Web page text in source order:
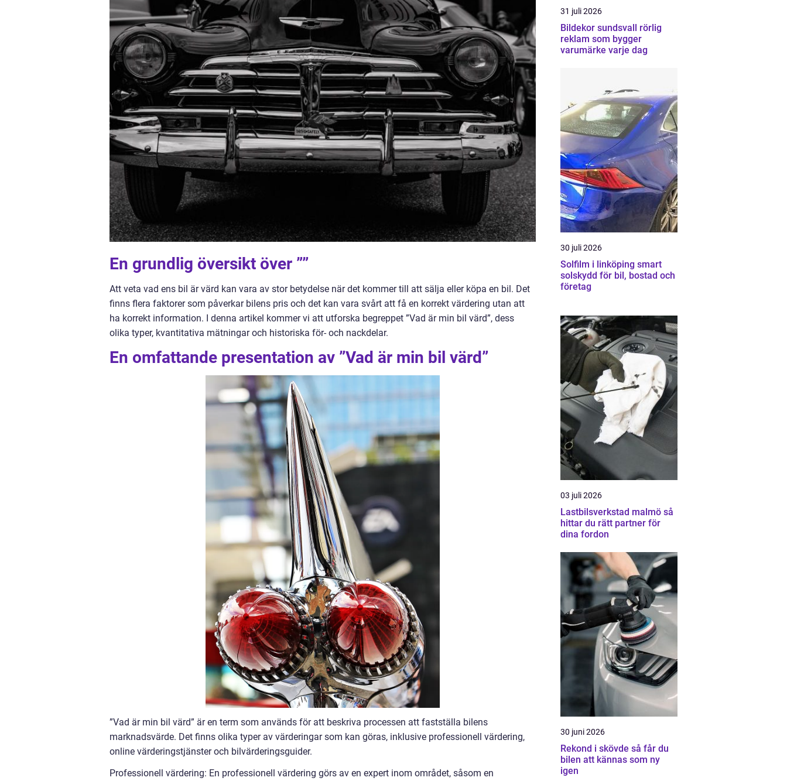
En grundlig översikt över ””
Att veta vad ens bil är värd kan vara av stor betydelse när det kommer till att sälja eller köpa en bil. Det
finns flera faktorer som påverkar bilens pris och det kan vara svårt att få en korrekt värdering utan att
ha korrekt information. I denna artikel kommer vi att utforska begreppet ”Vad är min bil värd”, dess
olika typer, kvantitativa mätningar och historiska för- och nackdelar.
En omfattande presentation av ”Vad är min bil värd”
”Vad är min bil värd” är en term som används för att beskriva processen att fastställa bilens
marknadsvärde. Det finns olika typer av värderingar som kan göras, inklusive professionell värdering,
online värderingstjänster och bilvärderingsguider.
Professionell värdering: En professionell värdering görs av en expert inom området, såsom en
31 juli 2026
Bildekor sundsvall rörlig
reklam som bygger
varumärke varje dag
30 juli 2026
Solfilm i linköping smart
solskydd för bil, bostad och
företag
03 juli 2026
Lastbilsverkstad malmö så
hittar du rätt partner för
dina fordon
30 juni 2026
Rekond i skövde så får du
bilen att kännas som ny
igen